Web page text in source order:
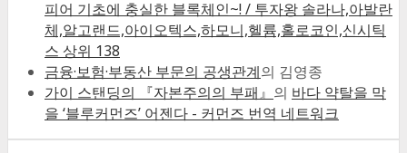
피어 기초에 충실한 블록체인~! / 투자왕 솔라나,아발란
체,알고랜드,아이오텍스,하모니,헬륨,홀로코인,신시틱
스 상위 138
금융·보험·부동산 부문의 공생관계의 김영종
가이 스탠딩의 『자본주의의 부패』 의 바다 약탈을 막
을 ‘블루커먼즈’ 어젠다 - 커먼즈 번역 네트워크